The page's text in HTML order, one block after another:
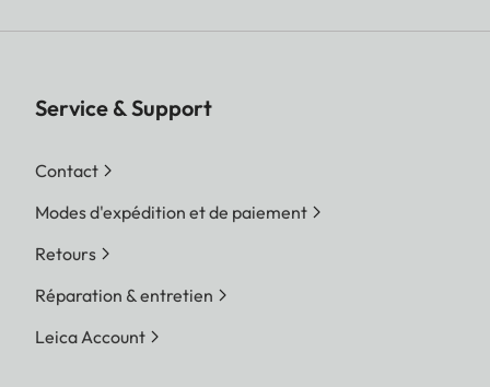
Service & Support
Contact
Modes d'expédition et de paiement
Retours
Réparation & entretien
Leica Account